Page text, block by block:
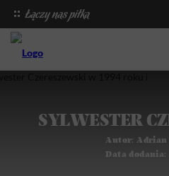
SYLWESTER
Autor: Adrian
Data dodania: